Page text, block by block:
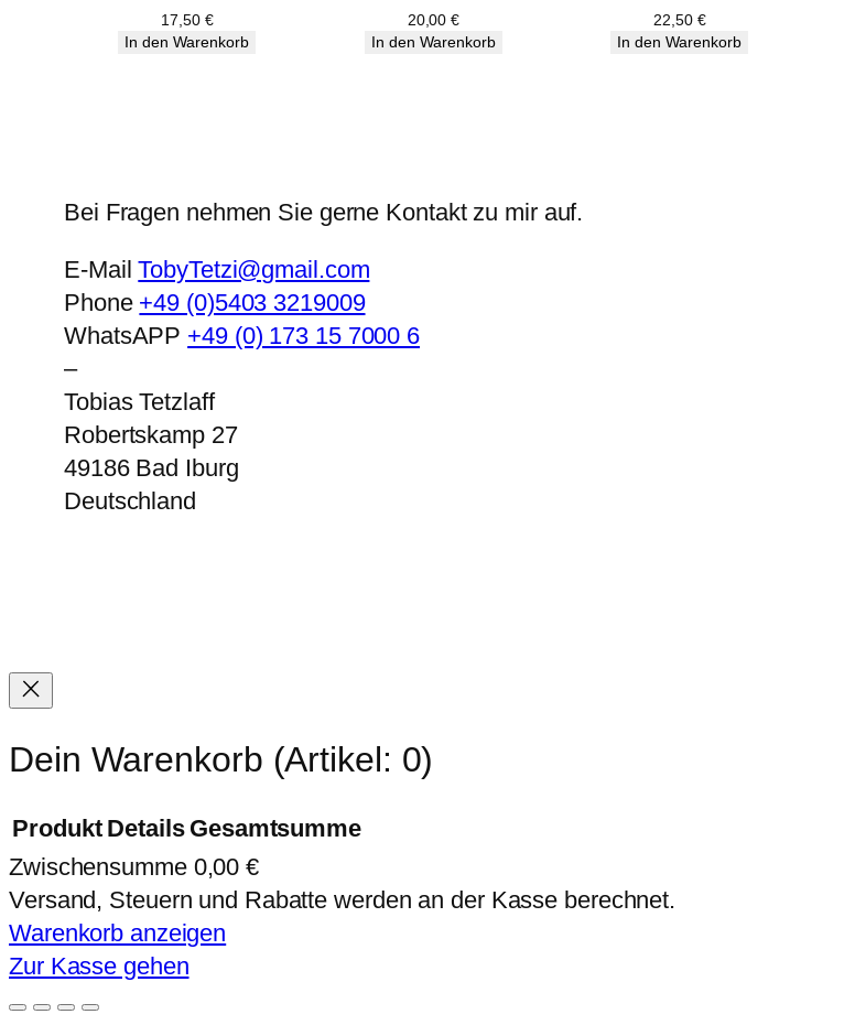
17,50 €
In den Warenkorb
20,00€
In den Warenkorb
22,50 €
In den Warenkorb
Bei Fragen nehmen Sie gerne Kontakt zu mir auf.
E-MailTobyTetzi@gmail.com
Phone +49 (0)5403 3219009
WhatsAPP +49 (0) 173 15 7000 6
–
Tobias Tetzlaff
Robertskamp 27
49186 Bad Iburg
Deutschland
Dein Warenkorb (Artikel: 0)
Produkte
im
Warenkorb
Produkt Details Gesamtsumme
Zwischensumme 0,00 €
Versand, Steuern und Rabatte werden an der Kasse berechnet.
Warenkorb anzeigen
Zur Kasse gehen